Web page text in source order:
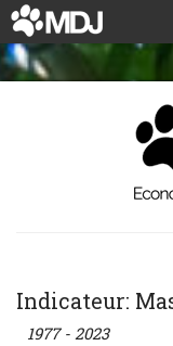
Indicateur:
1977 - 2023